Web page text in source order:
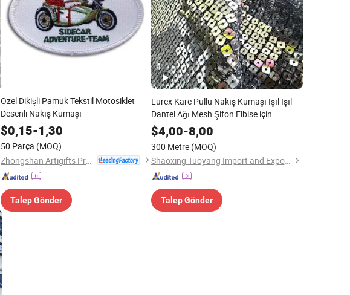
Özel Dikişli Pamuk Tekstil Motosiklet
Desenli Nakış Kumaşı
$0,15-1,30
50 Parça (MOQ)
Talep Gönder
Lurex Kare Pullu Nakış Kumaşı Işıl Işıl
Dantel Ağı Mesh Şifon Elbise için
$4,00-8,00
300 Metre (MOQ)
Shaoxing Tuoyang Import and Export Co., Ltd.
Talep Gönder